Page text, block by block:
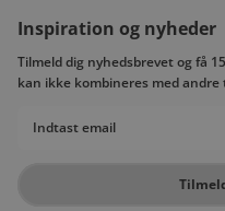
Inspiration og nyheder
Tilmeld dig nyhedsbrevet og få
kan ikke kombineres med andre